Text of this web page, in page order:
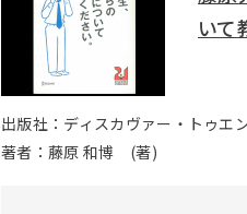
いて
出版社：ディスカヴァー・トゥエ
著者：藤原 和博 (著)